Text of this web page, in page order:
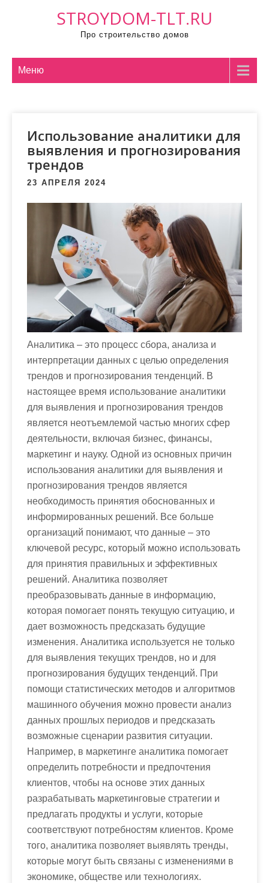
STROYDOM-TLT.RU
Про строительство домов
Меню
Использование аналитики для
выявления и прогнозирования
трендов
23 АПРЕЛЯ 2024
Аналитика – это процесс сбора, анализа и
интерпретации данных с целью определения
трендов и прогнозирования тенденций. В
настоящее время использование аналитики
для выявления и прогнозирования трендов
является неотъемлемой частью многих сфер
деятельности, включая бизнес, финансы,
маркетинг и науку. Одной из основных причин
использования аналитики для выявления и
прогнозирования трендов является
необходимость принятия обоснованных и
информированных решений. Все больше
организаций понимают, что данные – это
ключевой ресурс, который можно использовать
для принятия правильных и эффективных
решений. Аналитика позволяет
преобразовывать данные в информацию,
которая помогает понять текущую ситуацию, и
дает возможность предсказать будущие
изменения. Аналитика используется не только
для выявления текущих трендов, но и для
прогнозирования будущих тенденций. При
помощи статистических методов и алгоритмов
машинного обучения можно провести анализ
данных прошлых периодов и предсказать
возможные сценарии развития ситуации.
Например, в маркетинге аналитика помогает
определить потребности и предпочтения
клиентов, чтобы на основе этих данных
разрабатывать маркетинговые стратегии и
предлагать продукты и услуги, которые
соответствуют потребностям клиентов. Кроме
того, аналитика позволяет выявлять тренды,
которые могут быть связаны с изменениями в
экономике, обществе или технологиях.